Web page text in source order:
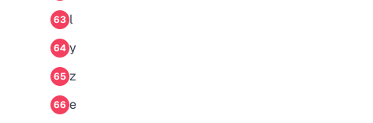
63 l
64 y
65 z
66 e